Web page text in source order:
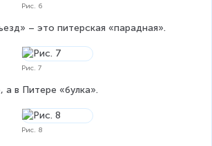
Рис. 6
– это питерская «парадная».
Рис. 7
в Питере «булка».
Рис. 8